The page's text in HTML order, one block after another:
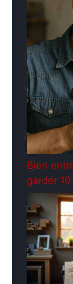
Bien
garder